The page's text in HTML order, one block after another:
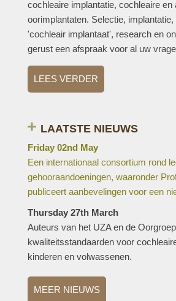
cochleaire implantatie, cochleaire en
oorimplantaten. Selectie,
'cochleair implantaat', research en
gerust een afspraak voor al uw
LEES VERDER
LAATSTE NIEUWS
Friday 02nd May
Een internationaal consortium rond
gehooraandoeningen, waaronder
publiceert aanbevelingen voor een
Thursday 27th March
Auteurs van het UZA en de
kwaliteitsstandaarden voor
kinderen en volwassenen.
MEER NIEUWS